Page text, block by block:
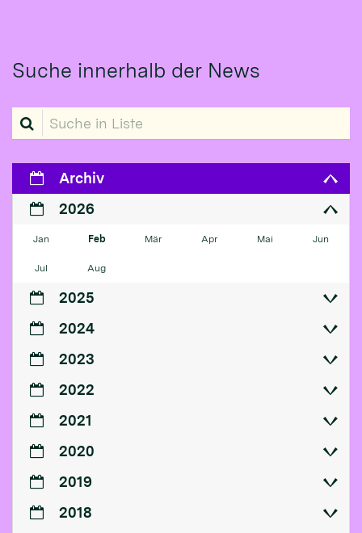
Suche innerhalb der News
Suche in Liste
Archiv
2026
Jan Feb Mär Apr Mai Jun
Jul Aug
2025
2024
2023
2022
2021
2020
2019
2018